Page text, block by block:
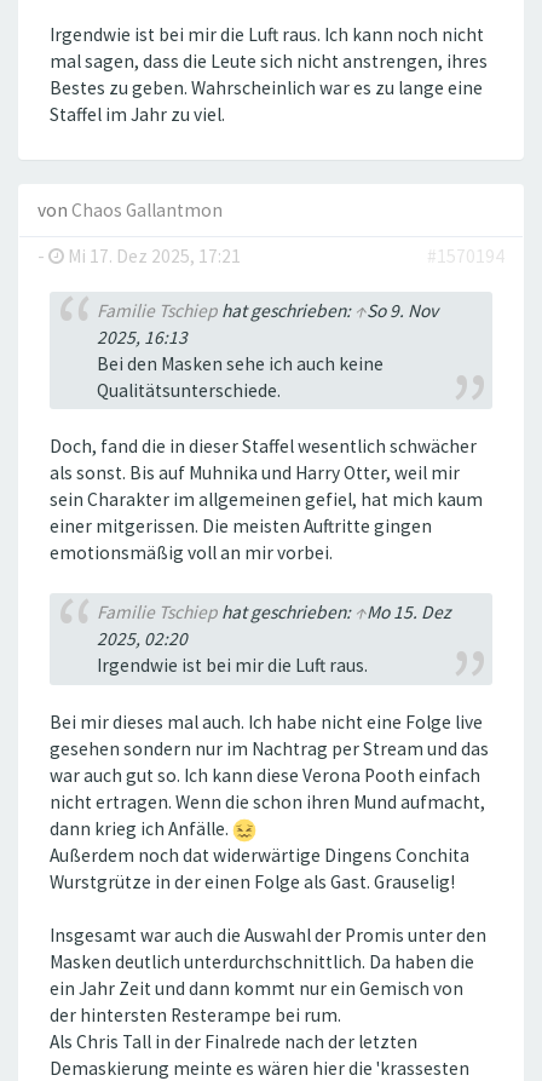
Irgendwie ist bei mir die Luft raus. Ich kann noch nicht
mal sagen, dass die Leute sich nicht anstrengen, ihres
Bestes zu geben. Wahrscheinlich war es zu lange eine
Staffel im Jahr zu viel.
von Chaos Gallantmon
-
Mi 17. Dez 2025, 17:21 #1570194
Familie Tschiephat geschrieben: ↑So 9. Nov
2025, 16:13
Bei den Masken sehe ich auch keine
Qualitätsunterschiede.
Doch, fand die in dieser Staffel wesentlich schwächer
als sonst. Bis auf Muhnika und Harry Otter, weil mir
sein Charakter im allgemeinen gefiel, hat mich kaum
einer mitgerissen. Die meisten Auftritte gingen
emotionsmäßig voll an mir vorbei.
Familie Tschiephat geschrieben: ↑Mo 15. Dez
2025, 02:20
Irgendwie ist bei mir die Luft raus.
Bei mir dieses mal auch. Ich habe nicht eine Folge live
gesehen sondern nur im Nachtrag per Stream und das
war auch gut so. Ich kann diese Verona Pooth einfach
nicht ertragen. Wenn die schon ihren Mund aufmacht,
dann krieg ich Anfälle.
Außerdem noch dat widerwärtige Dingens Conchita
Wurstgrütze in der einen Folge als Gast. Grauselig!
Insgesamt war auch die Auswahl der Promis unter den
Masken deutlich unterdurchschnittlich. Da haben die
ein Jahr Zeit und dann kommt nur ein Gemisch von
der hintersten Resterampe bei rum.
Als Chris Tall in der Finalrede nach der letzten
Demaskierung meinte es wären hier die 'krassesten